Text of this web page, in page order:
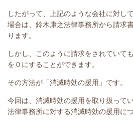
したがって、上記のような会社に対し
場合は、鈴木康之法律事務所から請求
ります。
しかし、このように請求をされていて
を０にすることができます。
その方法が「消滅時効の援用」です。
今回は、 消滅時効の援用を取り扱って
法律事務所に対する消滅時効の援用に